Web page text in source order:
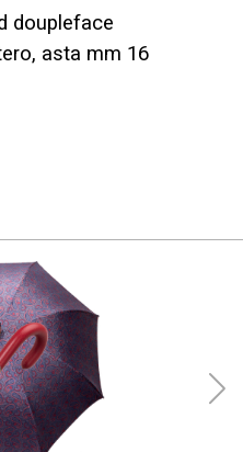
doupleface
asta mm 16